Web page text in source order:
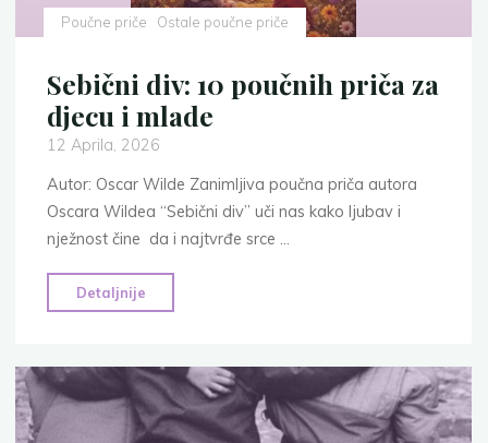
Poučne priče Ostale poučne priče
Sebični div: 10 poučnih priča za
djecu i mlade
12 Aprila, 2026
Autor: Oscar Wilde Zanimljiva poučna priča autora
Oscara Wildea “Sebični div” uči nas kako ljubav i
nježnost čine da i najtvrđe srce …
Detaljnije
div:
poučnih
priča
za